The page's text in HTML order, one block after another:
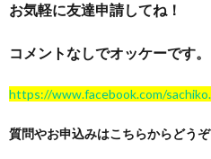
お気軽に友達申請してね！
コメントなしでオッケーです。
https://www.facebook.com/
質問やお申込みはこちらからどうぞ